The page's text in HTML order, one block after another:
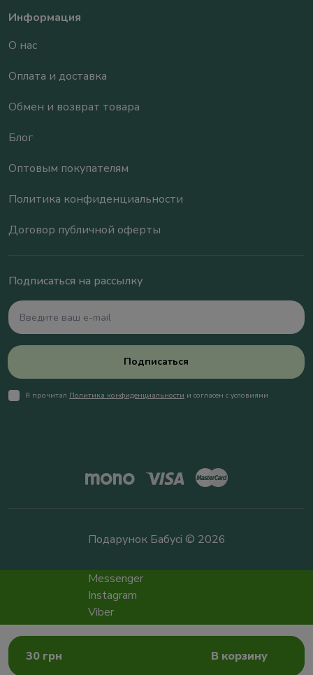
30 грн В корзину
Информация
О нас
Оплата и доставка
Обмен и возврат товара
Блог
Оптовым покупателям
Политика конфиденциальности
Договор публичной оферты
Подписаться на рассылку
Подписаться
Я прочитал Политика конфиденциальности и согласен с условиями
Подарунок Бабусі © 2026
Messenger
Instagram
Viber
Telegram